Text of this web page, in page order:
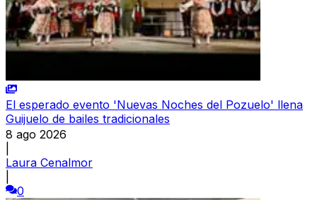
El esperado evento 'Nuevas Noches del Pozuelo' llena
Guijuelo de bailes tradicionales
8 ago 2026
Laura Cenalmor
0